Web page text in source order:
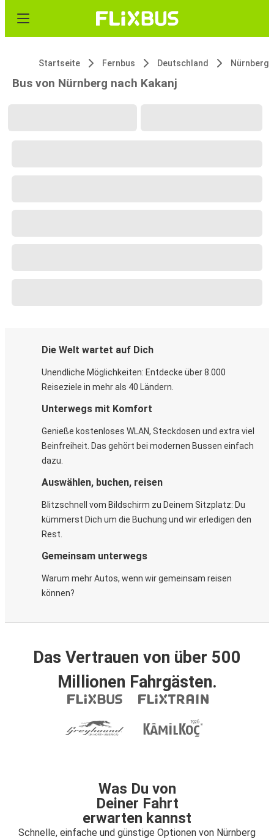
Startseite Fernbus Deutschland Nürnberg
Bus von Nürnberg nach Kakanj
Die Welt wartet auf Dich
Unendliche Möglichkeiten: Entdecke über 8.000
Reiseziele in mehr als 40 Ländern.
Unterwegs mit Komfort
Genieße kostenloses WLAN, Steckdosen und extra viel
Beinfreiheit. Das gehört bei modernen Bussen einfach
dazu.
Auswählen, buchen, reisen
Blitzschnell vom Bildschirm zu Deinem Sitzplatz: Du
kümmerst Dich um die Buchung und wir erledigen den
Rest.
Gemeinsam unterwegs
Warum mehr Autos, wenn wir gemeinsam reisen
können?
Das Vertrauen von über 500
Millionen Fahrgästen.
Was Du von
Deiner Fahrt
erwarten kannst
Schnelle, einfache und günstige Optionen von Nürnberg